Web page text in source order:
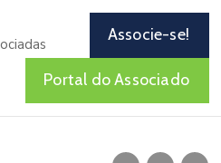
Associe-se!
Portal do Associado